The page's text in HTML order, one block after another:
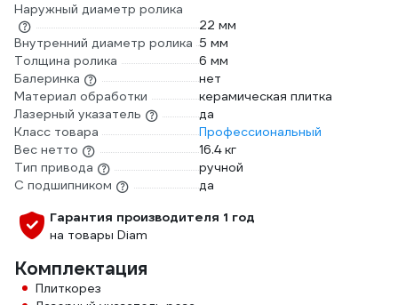
Наружный диаметр ролика
22 мм
Внутренний диаметр ролика 5 мм
Толщина ролика
6 мм
Балеринка
нет
Материал обработки
керамическая плитка
Лазерный указатель
да
Класс товара
Профессиональный
Вес нетто
16.4 кг
Тип привода
ручной
С подшипником
да
Гарантия производителя 1 год
на товары Diam
Комплектация
Плиткорез